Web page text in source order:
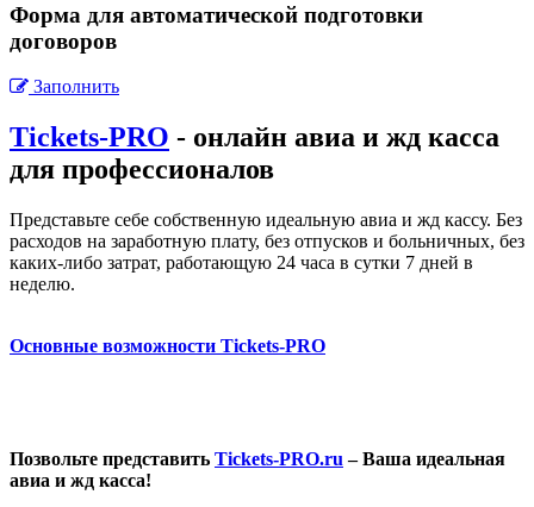
Форма для автоматической подготовки
договоров
Заполнить
Tickets-PRO - онлайн авиа и жд касса
для профессионалов
Представьте себе собственную идеальную авиа и жд кассу. Без
расходов на заработную плату, без отпусков и больничных, без
каких-либо затрат, работающую 24 часа в сутки 7 дней в
неделю.
Основные возможности Tickets-PRO
Позвольте представить Tickets-PRO.ru – Ваша идеальная
авиа и жд касса!